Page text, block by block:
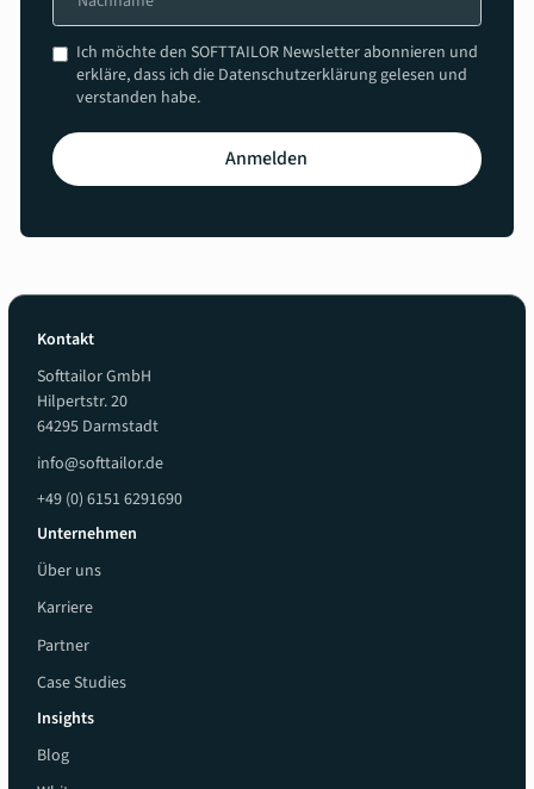
Ich möchte den SOFTTAILOR Newsletter abonnieren und
erkläre, dass ich die Datenschutzerklärung gelesen und
verstanden habe.
Anmelden
Kontakt
Softtailor GmbH
Hilpertstr. 20
64295 Darmstadt
info@softtailor.de
+49 (0) 6151 6291690
Unternehmen
Über uns
Karriere
Partner
Case Studies
Insights
Blog